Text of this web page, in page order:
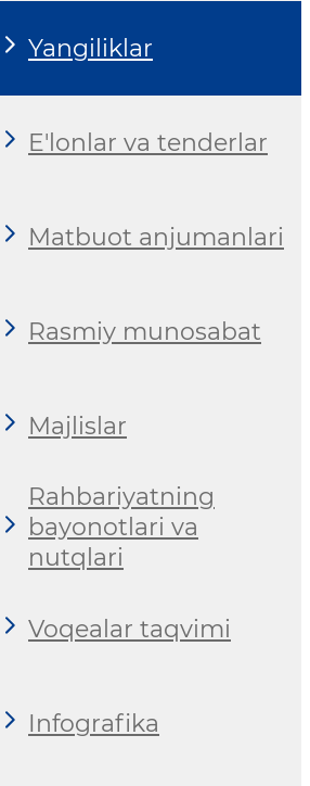
Yangiliklar
E'lonlar va tenderlar
Matbuot anjumanlari
Rasmiy munosabat
Majlislar
Rahbariyatning
bayonotlari va
nutqlari
Voqealar taqvimi
Infografika